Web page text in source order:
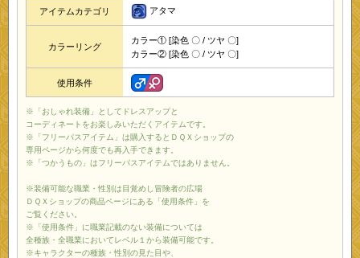
アイテムカテゴリ アタマ
カラーリング
カラー① [染色 〇 / ツヤ 〇]
カラー② [染色 〇 / ツヤ 〇]
使用条件
※「おしゃれ装備」としてドレスアップと
コーディネートをお楽しみいただくアイテムです。
※「フリーパスアイテム」は購入するとＤＱＸショップの
専用ページから何度でも再入手できます。
※「つかうもの」はフリーパスアイテムではありません。
※装備可能な職業・性別は目覚めし冒険者の広場
ＤＱＸショップの商品ページにある「使用条件」を
ご覧ください。
※「使用条件」に職業記載のない装備については
全種族・全職業においてレベル１から装備可能です。
※キャラクターの種族・性別の見た目や、